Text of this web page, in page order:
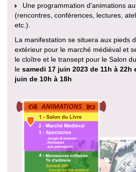
Une programmation d’animations
(rencontres, conférences, lectures,
etc.).
La manifestation se situera aux pieds
extérieur pour le marché médiéval et
le cloître et le transept pour le Salon
le samedi 17 juin 2023 de 11h à 22h
juin de 10h à 18h